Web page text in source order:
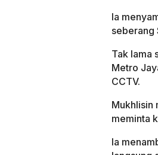
Ia
seberang
Tak lama
Metro
CCTV.
Mukhlisin
meminta
Ia